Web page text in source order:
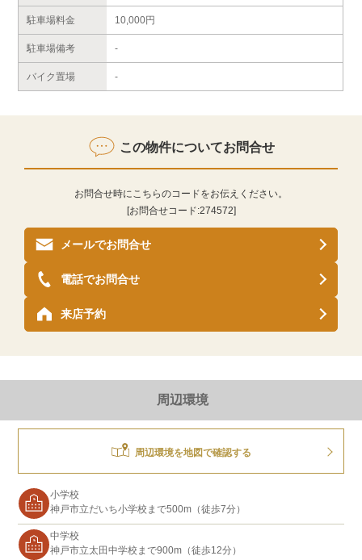
駐車場料金 10,000円
駐車場備考 -
バイク置場 -
この物件についてお問合せ
お問合せ時にこちらのコードをお伝えください。
[お問合せコード:274572]
メールでお問合せ
来店予約
電話でお問合せ
周辺環境
周辺環境を地図で確認する
小学校
神戸市立だいち小学校まで500m（徒歩7分）
中学校
神戸市立太田中学校まで900m（徒歩12分）